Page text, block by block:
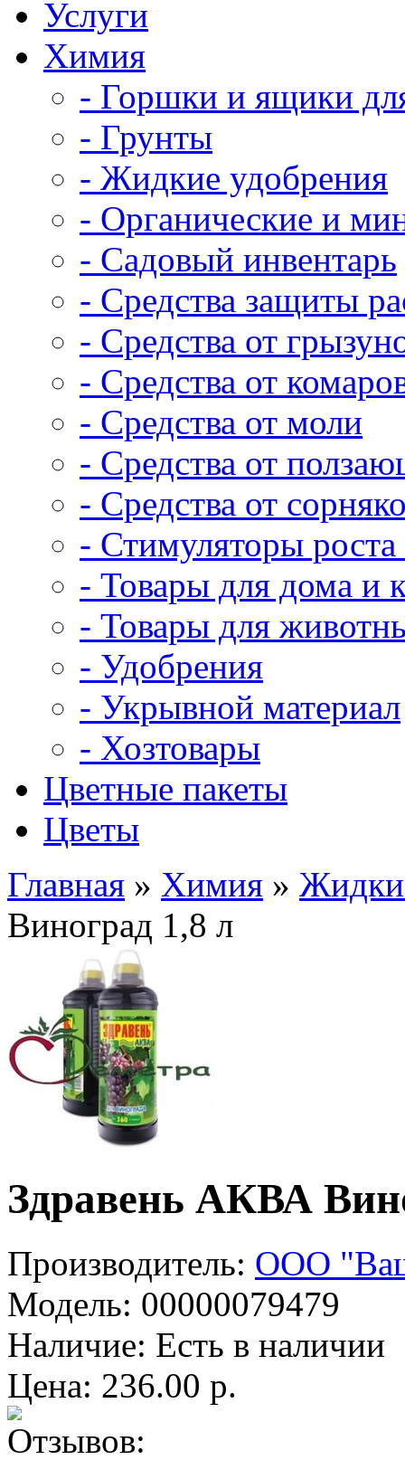
Услуги
Химия
- Горшки и ящики
- Грунты
- Жидкие удобрения
- Органические и
- Садовый инвентарь
- Средства защиты
- Средства от
- Средства от
- Средства от моли
- Средства от
- Средства от
- Стимуляторы роста
- Товары для дома и
- Товары для
- Удобрения
- Укрывной материал
- Хозтовары
Цветные пакеты
Цветы
Главная » Химия »
Виноград 1,8 л
Здравень АКВА
Производитель: ООО
Модель: 00000079479
Наличие: Есть в наличии
Цена: 236.00 р.